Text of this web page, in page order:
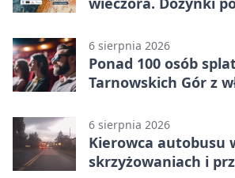
6 sierpnia 2026
Ponad 100 osób
Tarnowskich Gór z
6 sierpnia 2026
Kierowca autobusu
skrzyżowaniach i